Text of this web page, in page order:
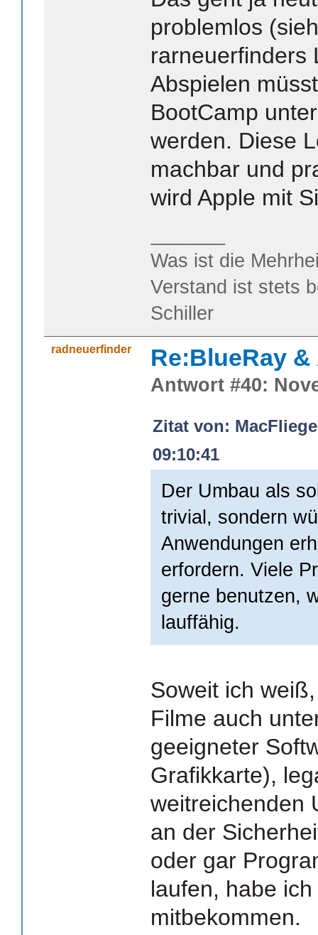
problemlos
rarneuerfinders
Abspielen
BootCamp
werden. Diese
machbar und
wird Apple mit
Was ist die
Verstand ist stets
Schiller
radneuerfinder Re:BlueRay
Antwort #40:
Zitat von:
09:10:41
Der Umbau als
trivial, sondern
Anwendungen
erfordern. Viele
gerne benutzen,
lauffähig.
Soweit ich
Filme auch
geeigneter
Grafikkarte),
weitreichenden
an der
oder gar
laufen, habe
mitbekommen.